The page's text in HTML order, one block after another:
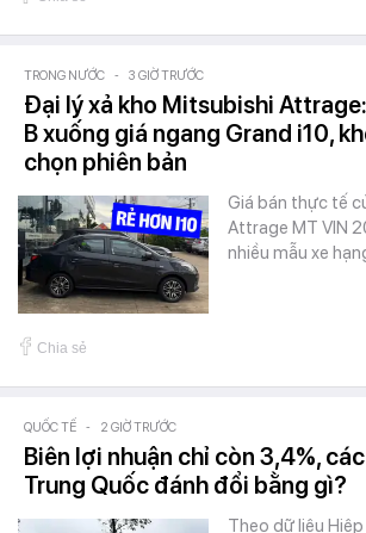
TRONG NƯỚC - 3 GIỜ TRƯỚC
Đại lý xả kho Mitsubishi
B xuống giá ngang Grand i10,
chọn phiên bản
Giá bán thực tế
Attrage MT VIN
nhiều mẫu xe
Chia sẻ
QUỐC TẾ - 2 GIỜ TRƯỚC
Biên lợi nhuận chỉ còn 3,4%,
Trung Quốc đánh đổi bằng gì?
Theo dữ liệu